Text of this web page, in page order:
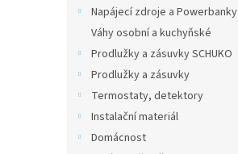
Napájecí zdroje a Powerbanky
Váhy osobní a kuchyňské
Prodlužky a zásuvky SCHUKO
Prodlužky a zásuvky
Termostaty, detektory
Instalační materiál
Domácnost